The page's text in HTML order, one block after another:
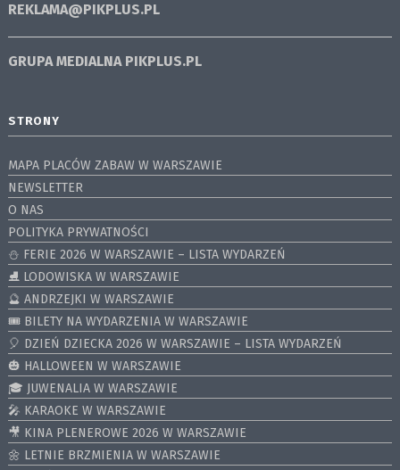
REKLAMA@PIKPLUS.PL
GRUPA MEDIALNA PIKPLUS.PL
STRONY
MAPA PLACÓW ZABAW W WARSZAWIE
NEWSLETTER
O NAS
POLITYKA PRYWATNOŚCI
⛄️ FERIE 2026 W WARSZAWIE – LISTA WYDARZEŃ
⛸ LODOWISKA W WARSZAWIE
🔮 ANDRZEJKI W WARSZAWIE
🎟️ BILETY NA WYDARZENIA W WARSZAWIE
🎈 DZIEŃ DZIECKA 2026 W WARSZAWIE – LISTA WYDARZEŃ
🎃 HALLOWEEN W WARSZAWIE
🎓 JUWENALIA W WARSZAWIE
🎤 KARAOKE W WARSZAWIE
🎥 KINA PLENEROWE 2026 W WARSZAWIE
🌼 LETNIE BRZMIENIA W WARSZAWIE